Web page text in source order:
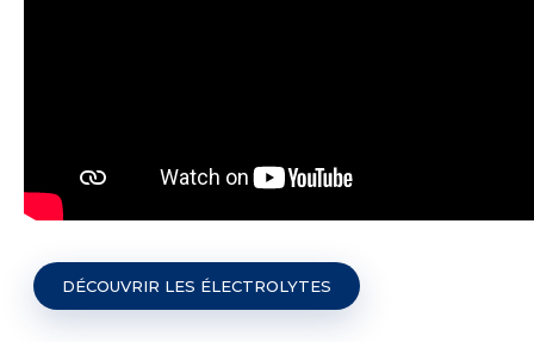
DÉCOUVRIR LES ÉLECTROLYTES